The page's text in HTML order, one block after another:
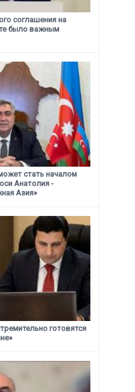
соглашения на
было важным
стать началом
оси Анатолия -
Азия»
готовятся